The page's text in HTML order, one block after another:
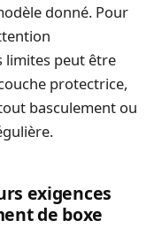
donné. Pour
limites peut être
protectrice,
basculement ou
exigences
de boxe